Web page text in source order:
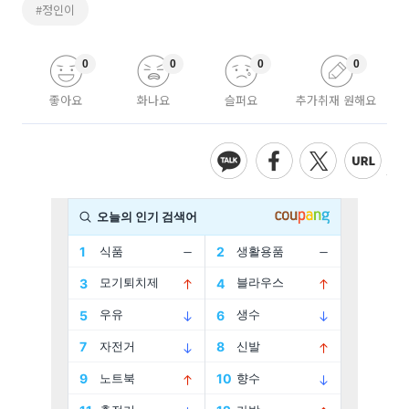
#정인이
좋아요
0
화나요
0
슬퍼요
0
추가취재 원해요
0